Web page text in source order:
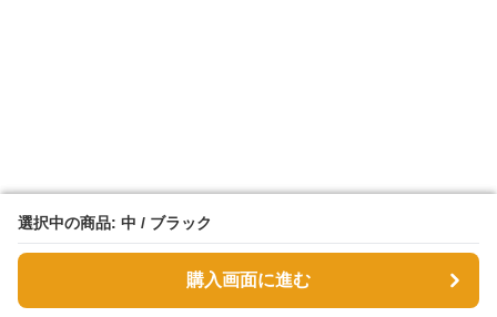
選択中の商品: 中 / ブラック
購入画面に進む
選択中の商品: 中 / ブラック
購入画面に進む